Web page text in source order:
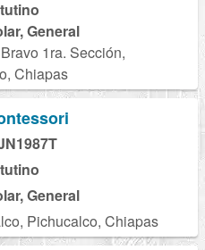
General
1ra. Sección,
Chiapas
General
Pichucalco, Chiapas